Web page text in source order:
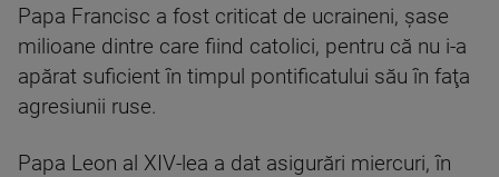
Papa Francisc a fost criticat de ucraineni, şase
milioane dintre care fiind catolici, pentru că nu i-a
apărat suficient în timpul pontificatului său în faţa
agresiunii ruse.
Papa Leon al XIV-lea a dat asigurări miercuri, în